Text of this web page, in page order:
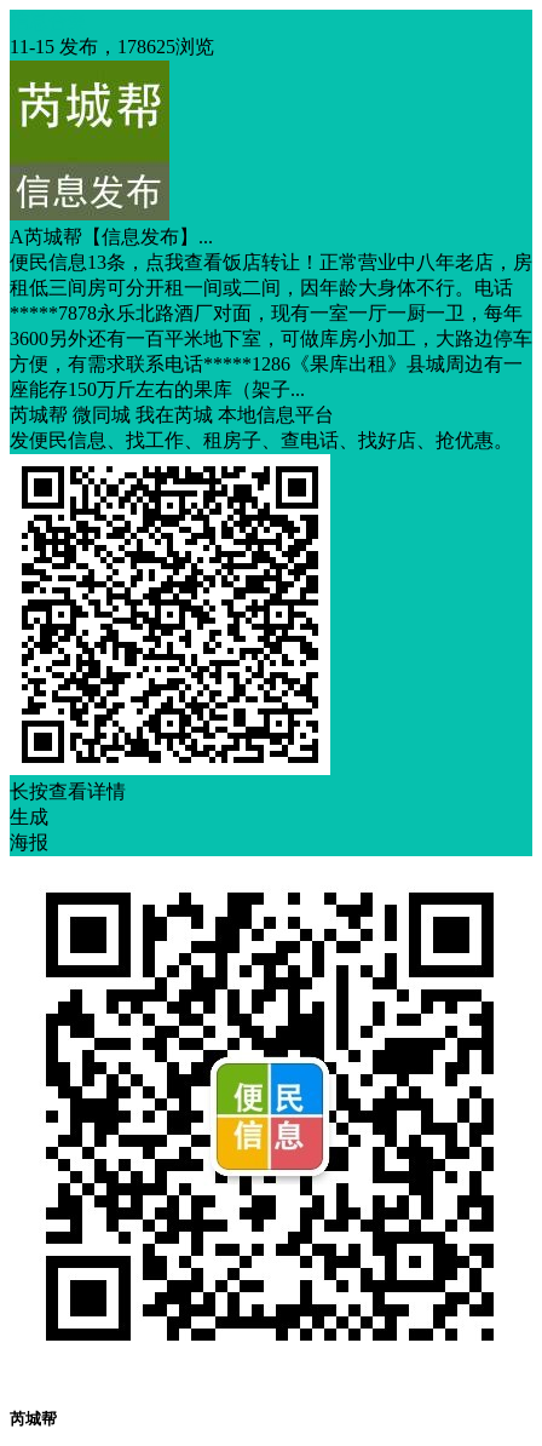
11-15 发布，178625浏览
A芮城帮【信息发布】...
便民信息13条，点我查看饭店转让！正常营业中八年老店，房
租低三间房可分开租一间或二间，因年龄大身体不行。电话
*****7878永乐北路酒厂对面，现有一室一厅一厨一卫，每年
3600另外还有一百平米地下室，可做库房小加工，大路边停车
方便，有需求联系电话*****1286《果库出租》县城周边有一
座能存150万斤左右的果库（架子...
芮城帮 微同城 我在芮城 本地信息平台
发便民信息、找工作、租房子、查电话、找好店、抢优惠。
长按查看详情
生成
海报
芮城帮